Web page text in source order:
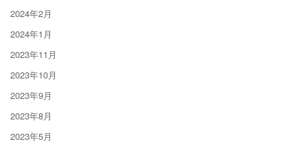
2024年2月
2024年1月
2023年11月
2023年10月
2023年9月
2023年8月
2023年5月